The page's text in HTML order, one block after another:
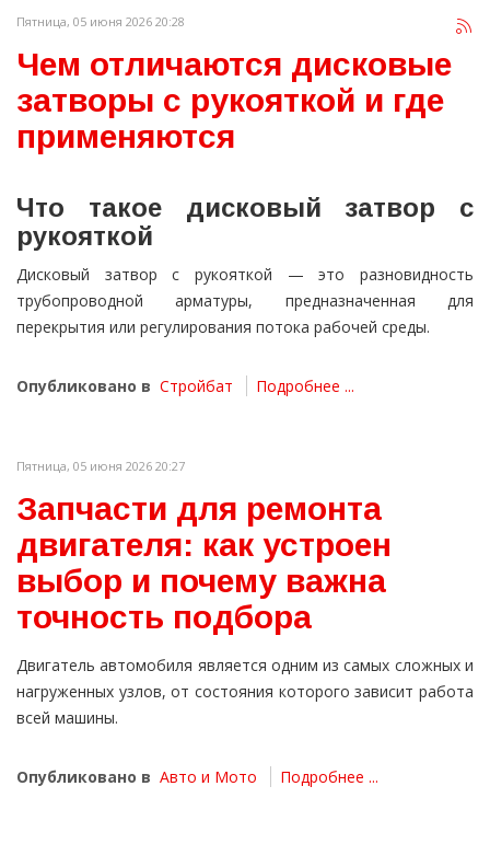
Пятница, 05 июня 2026 20:28
Чем отличаются дисковые
затворы с рукояткой и где
применяются
Что такое дисковый затвор с
рукояткой
Дисковый затвор с рукояткой — это разновидность
трубопроводной арматуры, предназначенная для
перекрытия или регулирования потока рабочей среды.
Опубликовано в Стройбат Подробнее ...
Пятница, 05 июня 2026 20:27
Запчасти для ремонта
двигателя: как устроен
выбор и почему важна
точность подбора
Двигатель автомобиля является одним из самых сложных и
нагруженных узлов, от состояния которого зависит работа
всей машины.
Опубликовано в Авто и Мото Подробнее ...